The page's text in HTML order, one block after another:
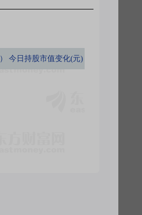
今日 持股市值变化(元)